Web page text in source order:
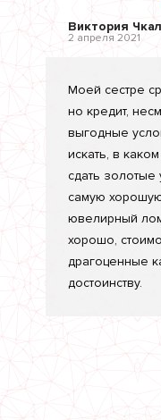
Виктория
2 апреля 2021
Моей сестре
но кредит,
выгодные
искать, в
сдать
самую
ювелирный
хорошо,
драгоценные
достоинству.